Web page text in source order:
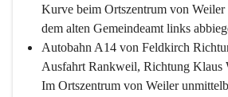
Kurve beim Ortszentrum von
dem alten Gemeindeamt links
Autobahn A14 von Feldkirch
Ausfahrt Rankweil, Richtung Klaus
Im Ortszentrum von Weiler